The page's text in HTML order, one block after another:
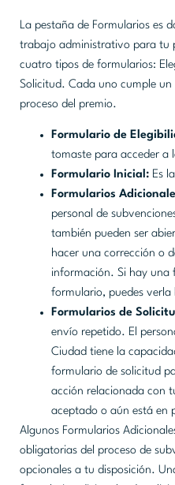
La pestaña de Formularios es
trabajo administrativo para tu
cuatro tipos de formularios:
Solicitud. Cada uno cumple un
proceso del premio.
Formulario de
tomaste para acceder a
Formulario Inicial: Es
Formularios
personal de
también pueden ser
hacer una corrección o
información. Si hay una
formulario, puedes
Formularios de
envío repetido. El
Ciudad tiene la
formulario de solicitud
acción relacionada con
aceptado o aún está en
Algunos Formularios
obligatorias del proceso de
opcionales a tu disposición.